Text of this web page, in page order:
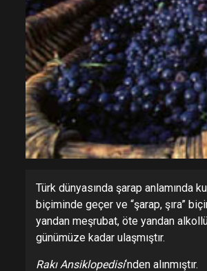
Türk dünyasında şarap anlamında
biçiminde geçer ve “şarap, şıra”
yandan meşrubat, öte yandan
günümüze kadar ulaşmıştır.
Rakı Ansiklopedisi‘nden alınmıştır.